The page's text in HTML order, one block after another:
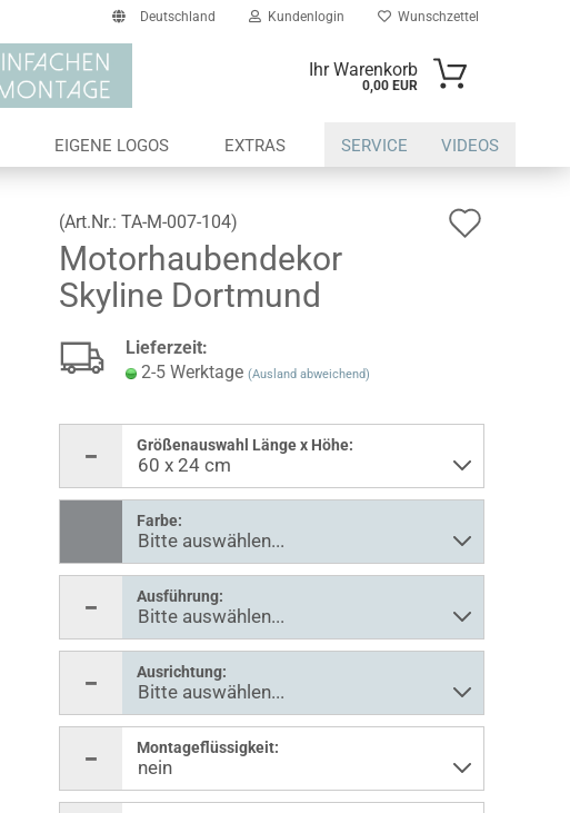
Deutschland Kundenlogin
Konto erstellen
Passwort vergessen?
Wunschzettel
Ihr Warenkorb
0,00 EUR
EIGENE LOGOS EXTRAS SERVICE VIDEOS
(Art.Nr.: TA-M-007-104)
Motorhaubendekor
Skyline Dortmund
Lieferzeit:
2-5 Werktage (Ausland abweichend)
Größenauswahl Länge x Höhe:
Farbe:
Ausführung:
Ausrichtung:
Montageflüssigkeit: